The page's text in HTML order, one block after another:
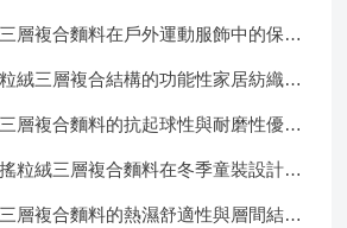
層複合麵料在戶外運動服飾中的保暖
絨三層複合結構的功能性家居紡織品
層複合麵料的抗起球性與耐磨性優化
粒絨三層複合麵料在冬季童裝設計中
層複合麵料的熱濕舒適性與層間結合